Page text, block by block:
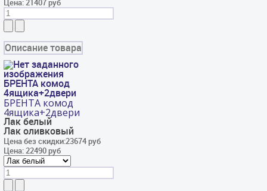
Цена: 21407 руб
Описание товара
БРЕНТА комод
4ящика+2двери
БРЕНТА комод
4ящика+2двери
Лак белый
Лак оливковый
Цена без скидки:23674 руб
Цена: 22490 руб